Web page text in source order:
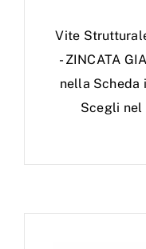
Vite
- ZINCATA
nella Scheda
Scegli nel